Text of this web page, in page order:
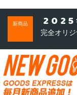
新商品 2025
完全オリ